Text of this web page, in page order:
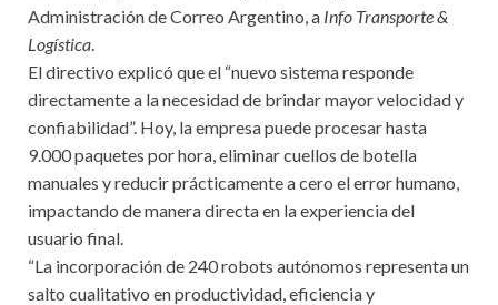
Administración de Correo Argentino, a Info Transporte &
Logística.
El directivo explicó que el “nuevo sistema responde
directamente a la necesidad de brindar mayor velocidad y
confiabilidad”. Hoy, la empresa puede procesar hasta
9.000 paquetes por hora, eliminar cuellos de botella
manuales y reducir prácticamente a cero el error humano,
impactando de manera directa en la experiencia del
usuario final.
“La incorporación de 240 robots autónomos representa un
salto cualitativo en productividad, eficiencia y